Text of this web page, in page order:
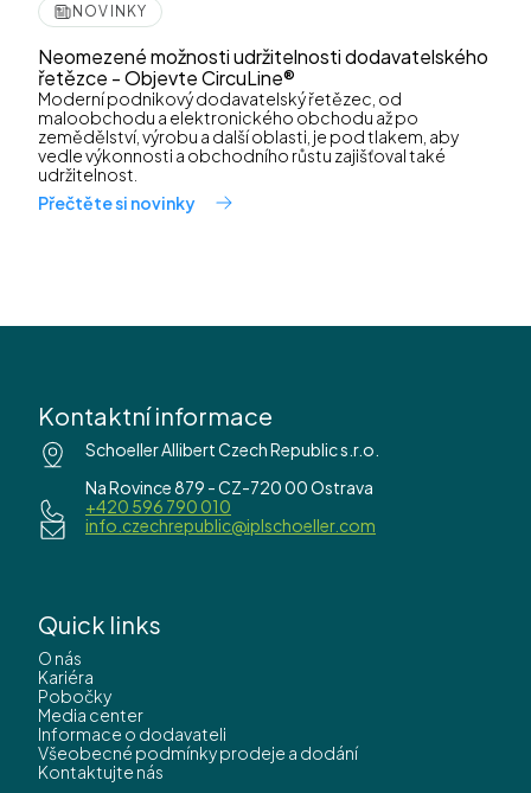
NOVINKY
Neomezené možnosti udržitelnosti dodavatelského
řetězce - Objevte CircuLine®
Moderní podnikový dodavatelský řetězec, od
maloobchodu a elektronického obchodu až po
zemědělství, výrobu a další oblasti, je pod tlakem, aby
vedle výkonnosti a obchodního růstu zajišťoval také
udržitelnost.
Přečtěte si novinky
Kontaktní informace
Schoeller Allibert Czech Republic s.r.o.
Na Rovince 879 - CZ-720 00 Ostrava
+420 596 790 010
info.czechrepublic@iplschoeller.com
Quick links
O nás
Kariéra
Pobočky
Media center
Informace o dodavateli
Všeobecné podmínky prodeje a dodání
Kontaktujte nás